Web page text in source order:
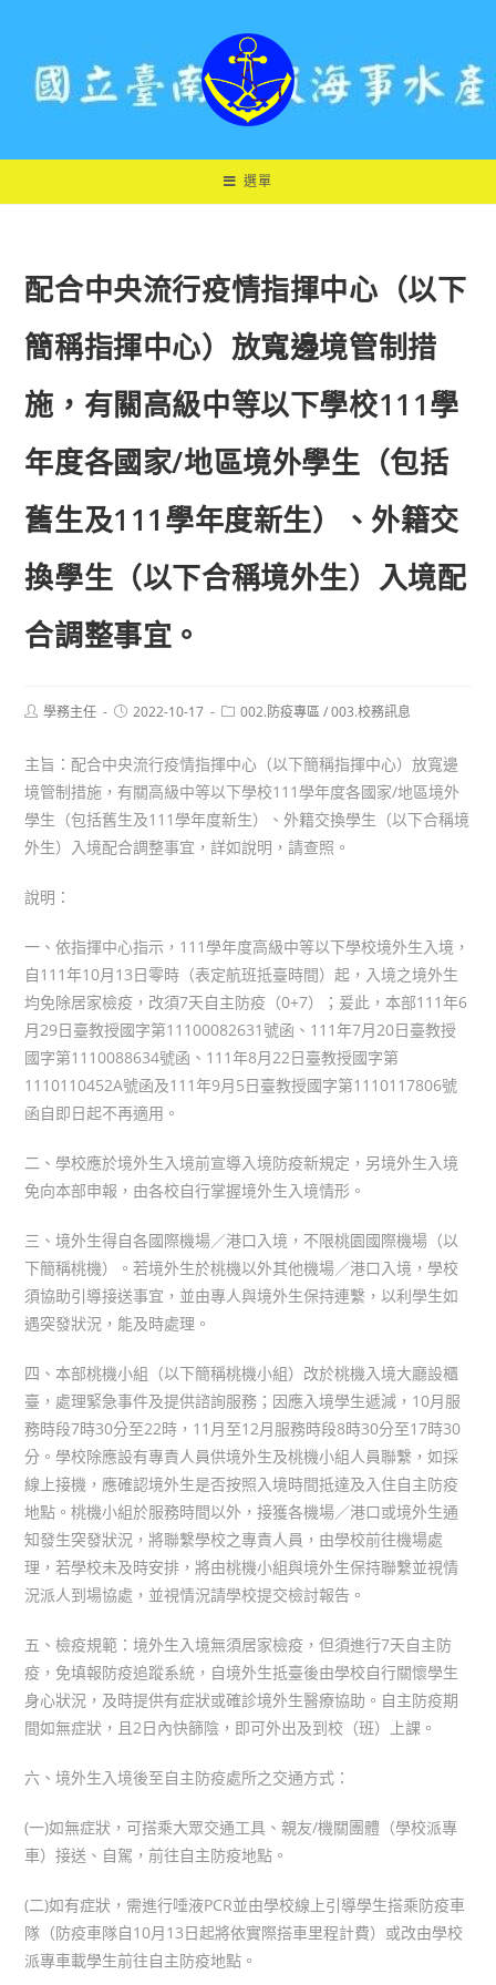
選單
配合中央流行疫情指揮中心（以下
簡稱指揮中心）放寬邊境管制措
施，有關高級中等以下學校111學
年度各國家/地區境外學生（包括
舊生及111學年度新生）、外籍交
換學生（以下合稱境外生）入境配
合調整事宜。
Post學務主任
Post2022-10-17
Post002.防疫專區 / 003.校務訊息
主旨：配合中央流行疫情指揮中心（以下簡稱指揮中心）放寬邊
境管制措施，有關高級中等以下學校111學年度各國家/地區境外
學生（包括舊生及111學年度新生）、外籍交換學生（以下合稱境
外生）入境配合調整事宜，詳如說明，請查照。
說明：
一、依指揮中心指示，111學年度高級中等以下學校境外生入境，
自111年10月13日零時（表定航班抵臺時間）起，入境之境外生
均免除居家檢疫，改須7天自主防疫（0+7）；爰此，本部111年6
月29日臺教授國字第11100082631號函、111年7月20日臺教授
國字第1110088634號函、111年8月22日臺教授國字第
1110110452A號函及111年9月5日臺教授國字第1110117806號
函自即日起不再適用。
二、學校應於境外生入境前宣導入境防疫新規定，另境外生入境
免向本部申報，由各校自行掌握境外生入境情形。
三、境外生得自各國際機場／港口入境，不限桃園國際機場（以
下簡稱桃機）。若境外生於桃機以外其他機場／港口入境，學校
須協助引導接送事宜，並由專人與境外生保持連繫，以利學生如
遇突發狀況，能及時處理。
四、本部桃機小組（以下簡稱桃機小組）改於桃機入境大廳設櫃
臺，處理緊急事件及提供諮詢服務；因應入境學生遞減，10月服
務時段7時30分至22時，11月至12月服務時段8時30分至17時30
分。學校除應設有專責人員供境外生及桃機小組人員聯繫，如採
線上接機，應確認境外生是否按照入境時間抵達及入住自主防疫
地點。桃機小組於服務時間以外，接獲各機場／港口或境外生通
知發生突發狀況，將聯繫學校之專責人員，由學校前往機場處
理，若學校未及時安排，將由桃機小組與境外生保持聯繫並視情
況派人到場協處，並視情況請學校提交檢討報告。
五、檢疫規範：境外生入境無須居家檢疫，但須進行7天自主防
疫，免填報防疫追蹤系統，自境外生抵臺後由學校自行關懷學生
身心狀況，及時提供有症狀或確診境外生醫療協助。自主防疫期
間如無症狀，且2日內快篩陰，即可外出及到校（班）上課。
六、境外生入境後至自主防疫處所之交通方式：
(一)如無症狀，可搭乘大眾交通工具、親友/機關團體（學校派專
車）接送、自駕，前往自主防疫地點。
(二)如有症狀，需進行唾液PCR並由學校線上引導學生搭乘防疫車
隊（防疫車隊自10月13日起將依實際搭車里程計費）或改由學校
派專車載學生前往自主防疫地點。